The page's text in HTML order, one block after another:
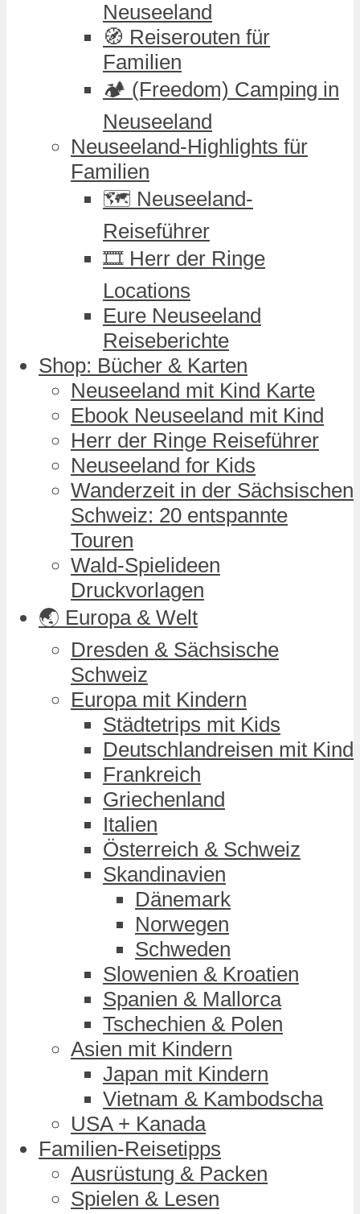
Neuseeland
🧭 Reiserouten für
Familien
🏕️ (Freedom) Camping in
Neuseeland
Neuseeland-Highlights für
Familien
🗺️ Neuseeland-
Reiseführer
🎞️ Herr der Ringe
Locations
Eure Neuseeland
Reiseberichte
Shop: Bücher & Karten
Neuseeland mit Kind Karte
Ebook Neuseeland mit Kind
Herr der Ringe Reiseführer
Neuseeland for Kids
Wanderzeit in der Sächsischen
Schweiz: 20 entspannte
Touren
Wald-Spielideen
Druckvorlagen
🌏 Europa & Welt
Dresden & Sächsische
Schweiz
Europa mit Kindern
Städtetrips mit Kids
Deutschlandreisen mit Kind
Frankreich
Griechenland
Italien
Österreich & Schweiz
Skandinavien
Dänemark
Norwegen
Schweden
Slowenien & Kroatien
Spanien & Mallorca
Tschechien & Polen
Asien mit Kindern
Japan mit Kindern
Vietnam & Kambodscha
USA + Kanada
Familien-Reisetipps
Ausrüstung & Packen
Spielen & Lesen